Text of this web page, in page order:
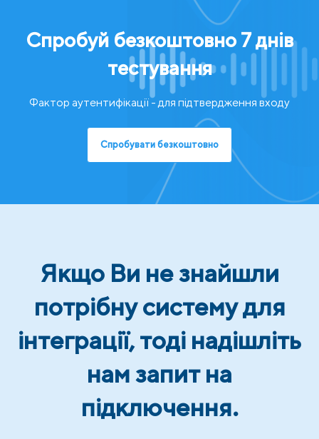
Спробуй безкоштовно 7 днів
тестування
Фактор аутентифікації - для підтвердження входу
Спробувати безкоштовно
Якщо Ви не знайшли
потрібну систему для
інтеграції, тоді надішліть
нам запит на
підключення.